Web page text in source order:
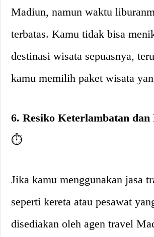
Madiun, namun waktu
terbatas. Kamu tidak bisa
destinasi wisata sepuasnya,
kamu memilih paket wisata
6. Resiko Keterlambatan dan
⏱️
Jika kamu menggunakan jasa
seperti kereta atau pesawat
disediakan oleh agen travel